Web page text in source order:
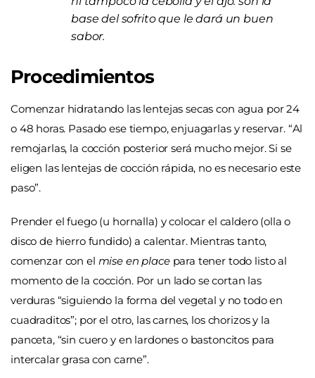
base del sofrito que le dará un buen
sabor.
Procedimientos
Comenzar hidratando las lentejas secas con agua por 24
o 48 horas. Pasado ese tiempo, enjuagarlas y reservar. “Al
remojarlas, la cocción posterior será mucho mejor. Si se
eligen las lentejas de cocción rápida, no es necesario este
paso”.
Prender el fuego (u hornalla) y colocar el caldero (olla o
disco de hierro fundido) a calentar. Mientras tanto,
comenzar con el mise en placepara tener todo listo al
momento de la cocción. Por un lado se cortan las
verduras “siguiendo la forma del vegetal y no todo en
cuadraditos”; por el otro, las carnes, los chorizos y la
panceta, “sin cuero y en lardones o bastoncitos para
intercalar grasa con carne”.